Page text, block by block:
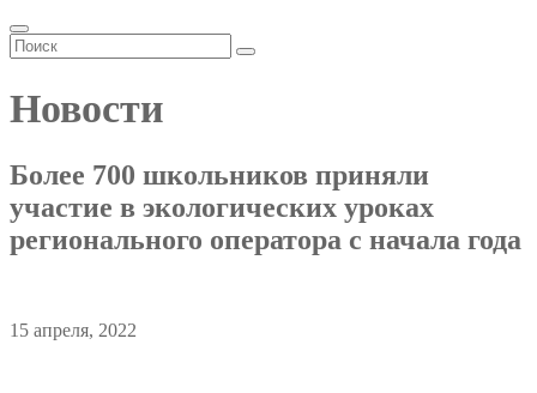
Новости
Более 700 школьников приняли
участие в экологических уроках
регионального оператора с начала года
15 апреля, 2022